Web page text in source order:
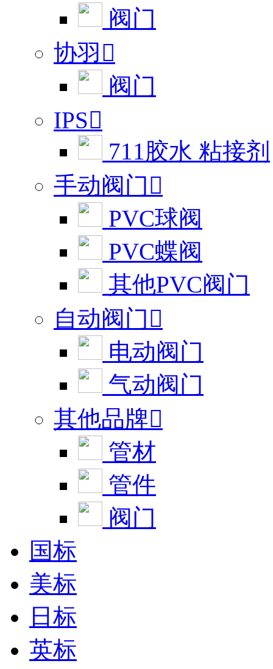
阀门
协羽 
阀门
IPS
711胶水 粘接剂
手动阀门
PVC球阀
PVC蝶阀
其他PVC阀门
自动阀门
电动阀门
气动阀门
其他品牌
管材
管件
阀门
国标
美标
日标
英标